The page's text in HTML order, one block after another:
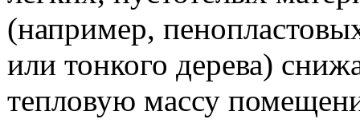
(например,
или тонкого дерева)
тепловую массу